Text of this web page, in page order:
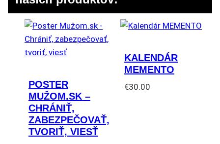
POSTER
MUŽOM.SK –
CHRÁNIŤ,
ZABEZPEČOVAŤ,
TVORIŤ, VIESŤ
KALENDÁR
MEMENTO
€30.00